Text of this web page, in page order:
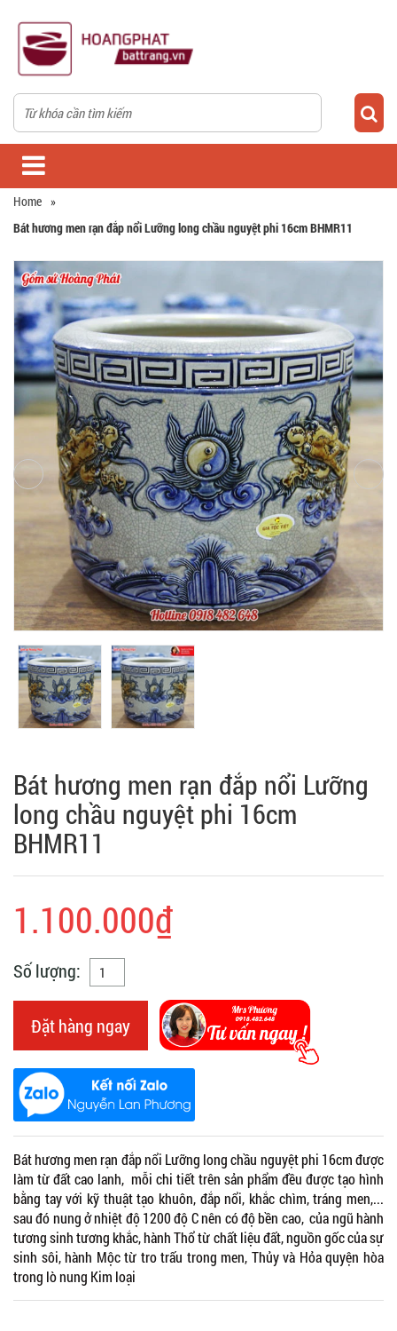
Home »
Bát hương men rạn đắp nổi Lưỡng long chầu nguyệt phi 16cm BHMR11
Bát hương men rạn đắp nổi Lưỡng
long chầu nguyệt phi 16cm
BHMR11
1.100.000₫
Số lượng:
Đặt hàng ngay
Bát hương men rạn đắp nổi Lưỡng long chầu nguyệt phi 16cm được
làm từ đất cao lanh, mỗi chi tiết trên sản phẩm đều được tạo hình
bằng tay với kỹ thuật tạo khuôn, đắp nổi, khắc chìm, tráng men,...
sau đó nung ở nhiệt độ 1200 độ C nên có độ bền cao, của ngũ hành
tương sinh tương khắc, hành Thổ từ chất liệu đất, nguồn gốc của sự
sinh sôi, hành Mộc từ tro trấu trong men, Thủy và Hỏa quyện hòa
trong lò nung Kim loại